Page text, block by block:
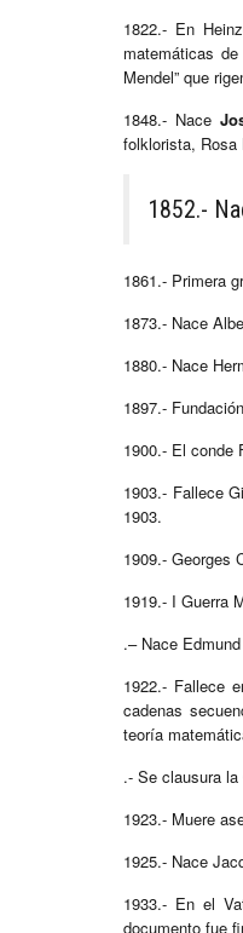
1822.- En
matemáticas
Mendel” que
1848.- Nace
folklorista, Rosa
1852.-
1861.- Primera
1873.- Nace
1880.- Nace
1897.-
1900.- El conde
1903.- Fallece
1903.
1909.- Georges
1919.- I Guerra
.– Nace
1922.- Fallece
cadenas
teoría
.- Se clausura
1923.- Muere
1925.- Nace
1933.- En el
documento fue